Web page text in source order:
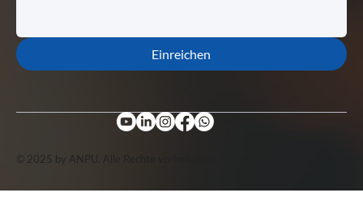
© 2025 by ANPU. Alle Rechte vorbehalten.
Einreichen